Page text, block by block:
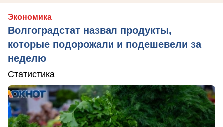
Экономика
Волгоградстат назвал продукты,
которые подорожали и подешевели за
неделю
Статистика